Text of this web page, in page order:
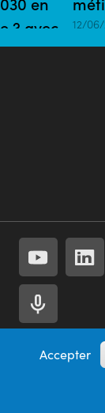
? avec
France
12/
Accepter